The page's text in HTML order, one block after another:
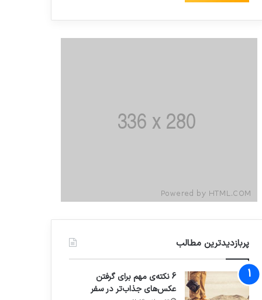
پربازدیدترین مطالب
6 نکته‌ی مهم برای گرفتن
عکس‌های جذاب‌تر در سفر